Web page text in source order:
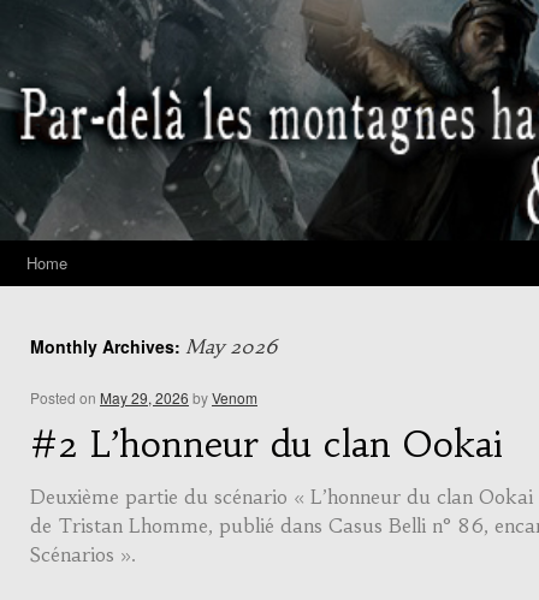
Home
Monthly Archives: May 2026
Posted on May 29, 2026 byVenom
#2 L’honneur du clan Ookai
Deuxième partie du scénario « L’honneur du clan Ookai
de Tristan Lhomme, publié dans Casus Belli n° 86,
Scénarios ».